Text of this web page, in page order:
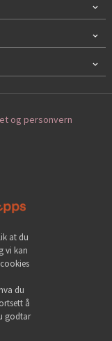
og personvern
at du
vi kan
du
å
godtar